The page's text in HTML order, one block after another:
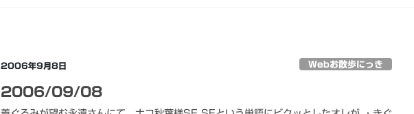
2006年9月8日 Webお散歩にっき
2006/09/08